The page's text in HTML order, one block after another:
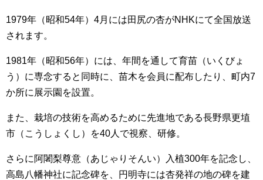
1979年（昭和54年）4月には田尻の杏がNHKにて全国放送
されます。
1981年（昭和56年）には、年間を通して育苗（いくびょ
う）に専念すると同時に、苗木を会員に配布したり、町内7
か所に展示園を設置。
また、栽培の技術を高めるために先進地である長野県更埴
市（こうしょくし）を40人で視察、研修。
さらに阿闍梨尊意（あじゃりそんい）入植300年を記念し、
高島八幡神社に記念碑を、円明寺には杏発祥の地の碑を建